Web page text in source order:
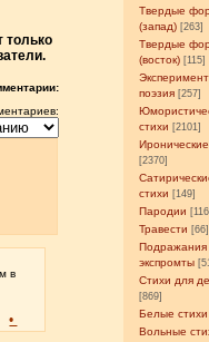
Твердые
(запад) [263]
Твердые
(восток) [115]
поэзия [257]
стихи [2101]
[2370]
стихи [149]
Пародии
Травести [66]
Подражания
экспромты
Стихи для
[869]
Белые стихи
Вольные
только
в
•